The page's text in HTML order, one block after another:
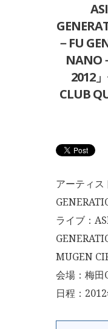
－FU
NANO
2012
CLUB
アーティ
ライブ：
MUGEN
会場：梅田
日程：